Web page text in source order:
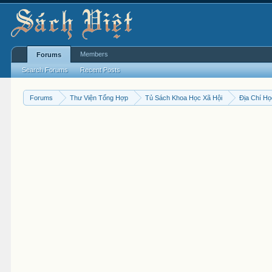
Forums Thư Viện Tổng Hợp Tủ Sách Khoa Học Xã Hội Địa Chí
Forums
Search Forums Recent Posts
Members